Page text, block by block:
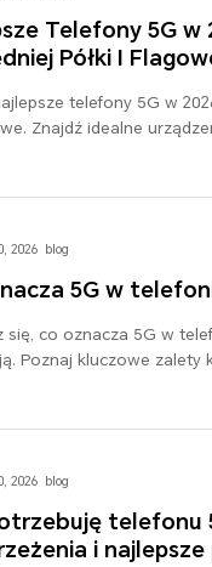
Telefony 5G
Półki I
telefony 5G w
Znajdź idealne
2026 blog
5G w
się, co oznacza 5G w
Poznaj kluczowe zalety
2026 blog
telefonu
i najlepsze